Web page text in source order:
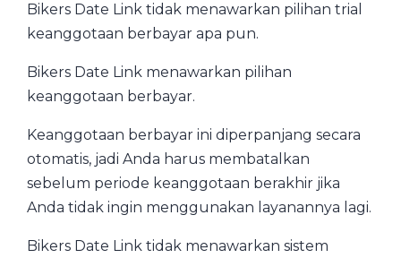
Bikers Date Link tidak menawarkan pilihan trial
keanggotaan berbayar apa pun.
Bikers Date Link menawarkan pilihan
keanggotaan berbayar.
Keanggotaan berbayar ini diperpanjang secara
otomatis, jadi Anda harus membatalkan
sebelum periode keanggotaan berakhir jika
Anda tidak ingin menggunakan layanannya lagi.
Bikers Date Link tidak menawarkan sistem